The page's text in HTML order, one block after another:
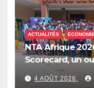
ACTUALITÉS ECONOMIE
NTA Afrique
Scorecard, un
les dépenses
4 AOÛT 2026